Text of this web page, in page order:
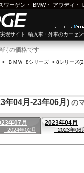
ワーゲン ・ BMW・ アウディ ・
現サイト 輸入車・外車のカーセ
時の価格です
> ＢＭＷ 8シリーズ > 8シリーズ
年04月-23年06月) の
年07月
- 2024年02月
2023年04月
- 2023年06